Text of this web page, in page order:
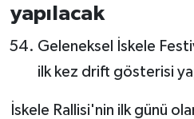
yapılacak
Geleneksel İskele
ilk kez drift gösterisi
İskele Rallisi'nin ilk günü